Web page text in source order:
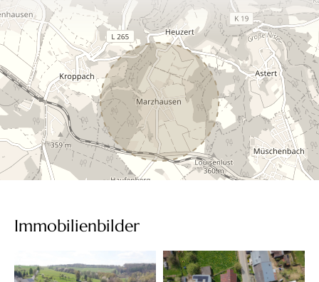
Immobilienbilder